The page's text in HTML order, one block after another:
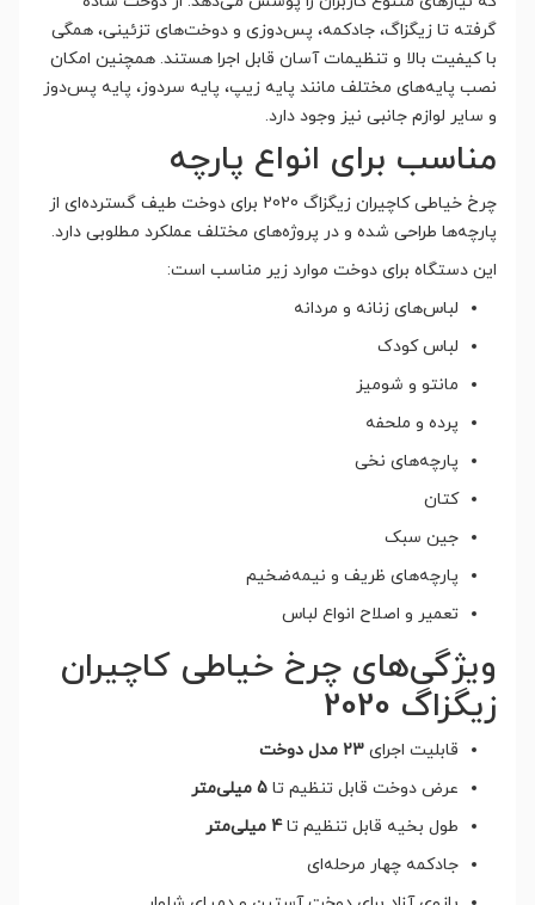
گرفته تا زیگزاگ، جادکمه، پس‌دوزی و دوخت‌های تزئینی، همگی
با کیفیت بالا و تنظیمات آسان قابل اجرا هستند. همچنین امکان
نصب پایه‌های مختلف مانند پایه زیپ، پایه سردوز، پایه پس‌دوز
و سایر لوازم جانبی نیز وجود دارد.
مناسب برای انواع پارچه
چرخ خیاطی کاچیران زیگزاگ 2020 برای دوخت طیف گسترده‌ای از
پارچه‌ها طراحی شده و در پروژه‌های مختلف عملکرد مطلوبی دارد.
این دستگاه برای دوخت موارد زیر مناسب است:
لباس‌های زنانه و مردانه
لباس کودک
مانتو و شومیز
پرده و ملحفه
پارچه‌های نخی
کتان
جین سبک
پارچه‌های ظریف و نیمه‌ضخیم
تعمیر و اصلاح انواع لباس
ویژگی‌های چرخ خیاطی کاچیران
زیگزاگ 2020
قابلیت اجرای 23 مدل دوخت
عرض دوخت قابل تنظیم تا 5 میلی‌متر
طول بخیه قابل تنظیم تا4 میلی‌متر
جادکمه چهار مرحله‌ای